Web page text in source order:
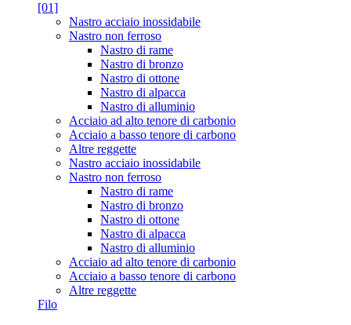
[01]
Nastro acciaio inossidabile
Nastro non ferroso
Nastro di rame
Nastro di bronzo
Nastro di ottone
Nastro di alpacca
Nastro di alluminio
Acciaio ad alto tenore di carbonio
Acciaio a basso tenore di carbono
Altre reggette
Nastro acciaio inossidabile
Nastro non ferroso
Nastro di rame
Nastro di bronzo
Nastro di ottone
Nastro di alpacca
Nastro di alluminio
Acciaio ad alto tenore di carbonio
Acciaio a basso tenore di carbono
Altre reggette
Filo